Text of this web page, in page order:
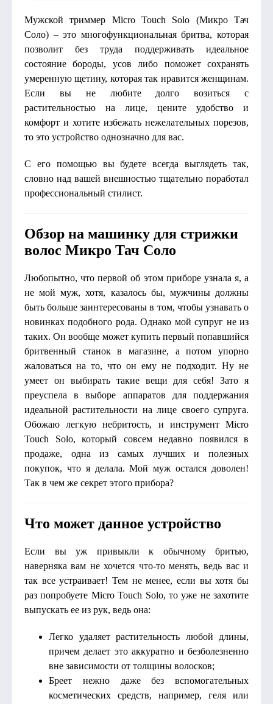
Мужской триммер Micro Touch Solo (Микро Тач
Соло) – это многофункциональная бритва, которая
позволит без труда поддерживать идеальное
состояние бороды, усов либо поможет сохранять
умеренную щетину, которая так нравится женщинам.
Если вы не любите долго возиться с
растительностью на лице, цените удобство и
комфорт и хотите избежать нежелательных порезов,
то это устройство однозначно для вас.
С его помощью вы будете всегда выглядеть так,
словно над вашей внешностью тщательно поработал
профессиональный стилист.
Обзор на машинку для стрижки
волос Микро Тач Соло
Любопытно, что первой об этом приборе узнала я, а
не мой муж, хотя, казалось бы, мужчины должны
быть больше заинтересованы в том, чтобы узнавать о
новинках подобного рода. Однако мой супруг не из
таких. Он вообще может купить первый попавшийся
бритвенный станок в магазине, а потом упорно
жаловаться на то, что он ему не подходит. Ну не
умеет он выбирать такие вещи для себя! Зато я
преуспела в выборе аппаратов для поддержания
идеальной растительности на лице своего супруга.
Обожаю легкую небритость, и инструмент Micro
Touch Solo, который совсем недавно появился в
продаже, одна из самых лучших и полезных
покупок, что я делала. Мой муж остался доволен!
Так в чем же секрет этого прибора?
Что может данное устройство
Если вы уж привыкли к обычному бритью,
наверняка вам не хочется что-то менять, ведь вас и
так все устраивает! Тем не менее, если вы хотя бы
раз попробуете Micro Touch Solo, то уже не захотите
выпускать ее из рук, ведь она:
Легко удаляет растительность любой длины,
причем делает это аккуратно и безболезненно
вне зависимости от толщины волосков;
Бреет нежно даже без вспомогательных
косметических средств, например, геля или